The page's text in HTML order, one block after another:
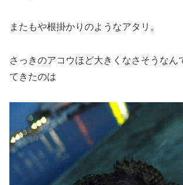
またもや根掛かりのようなアタリ。
さっきのアコウほど大きくなさそうなん
てきたのは